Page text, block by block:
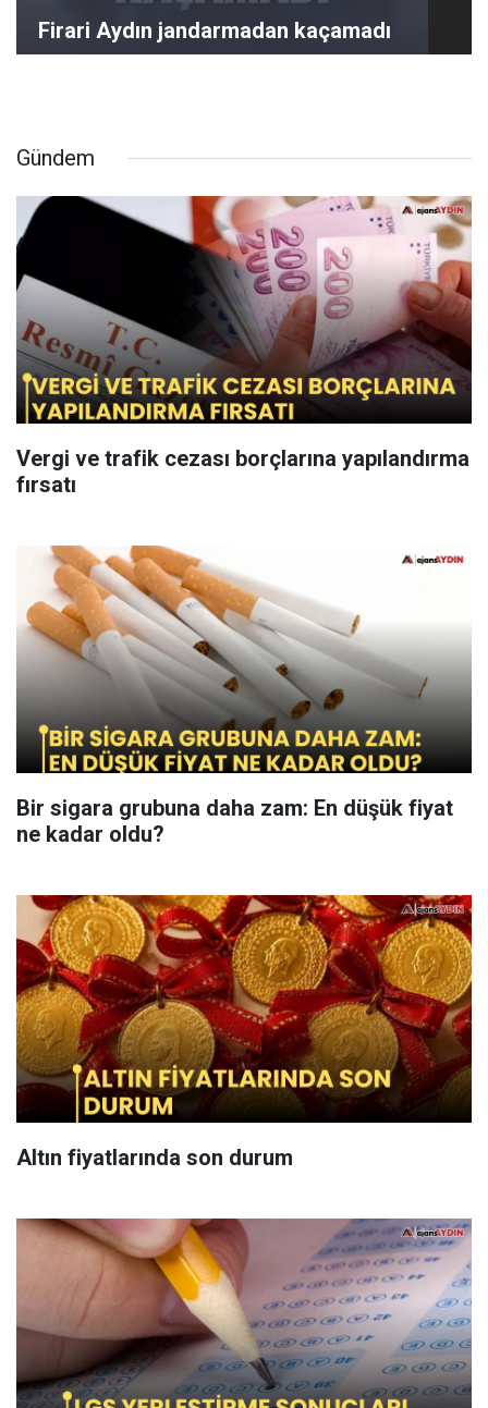
Firari Aydın jandarmadan kaçamadı
Gündem
Vergi ve trafik cezası borçlarına yapılandırma
fırsatı
Bir sigara grubuna daha zam: En düşük fiyat
ne kadar oldu?
Altın fiyatlarında son durum